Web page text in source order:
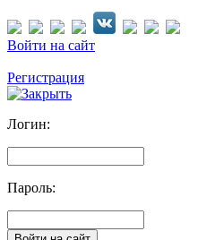
Войти на сайт
Регистрация
Логин:
Пароль: